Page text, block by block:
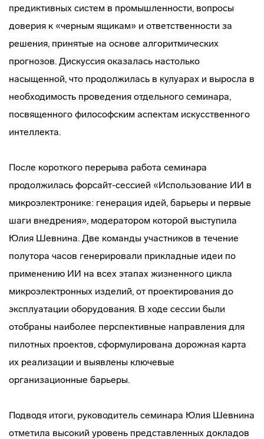
предиктивных систем в промышленности, вопросы
доверия к «черным ящикам» и ответственности за
решения, принятые на основе алгоритмических
прогнозов. Дискуссия оказалась настолько
насыщенной, что продолжилась в кулуарах и выросла в
необходимость проведения отдельного семинара,
посвященного философским аспектам искусственного
интеллекта.
После короткого перерыва работа семинара
продолжилась форсайт-сессией «Использование ИИ в
микроэлектронике: генерация идей, барьеры и первые
шаги внедрения», модератором которой выступила
Юлия Шевнина. Две команды участников в течение
полутора часов генерировали прикладные идеи по
применению ИИ на всех этапах жизненного цикла
микроэлектронных изделий, от проектирования до
эксплуатации оборудования. В ходе сессии были
отобраны наиболее перспективные направления для
пилотных проектов, сформулирована дорожная карта
их реализации и выявлены ключевые
организационные барьеры.
Подводя итоги, руководитель семинара Юлия Шевнина
отметила высокий уровень представленных докладов